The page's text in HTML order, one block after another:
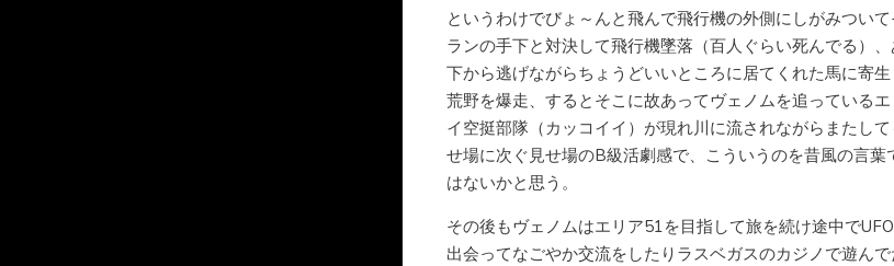
というわけでびょ～んと飛んで飛行機の外側にしがみつい
ランの手下と対決して飛行機墜落（百人ぐらい死んでる）
下から逃げながらちょうどいいところに居てくれた馬に寄
荒野を爆走、するとそこに故あってヴェノムを追っている
イ空挺部隊（カッコイイ）が現れ川に流されながらまたし
せ場に次ぐ見せ場のB級活劇感で、こういうのを昔風の言葉
はないかと思う。
その後もヴェノムはエリア51を目指して旅を続け途中で
出会ってなごやか交流をしたりラスベガスのカジノで遊ん